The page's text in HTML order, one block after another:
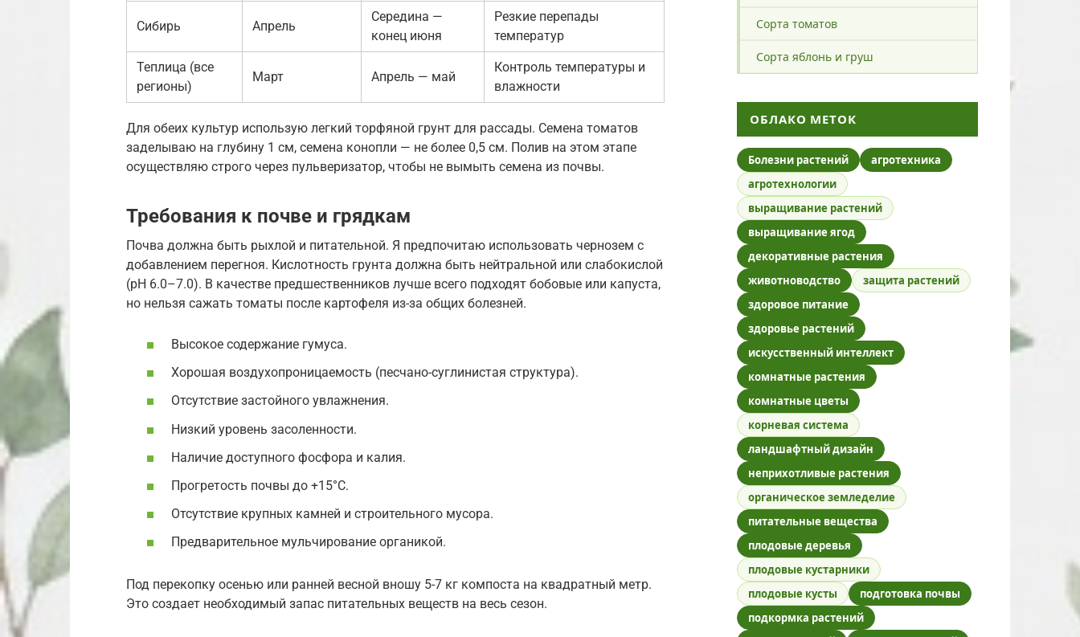
Сибирь Апрель
Середина —
конец июня
Резкие перепады
температур
Теплица (все
регионы)
Март Апрель — май
Контроль температуры и
влажности
Для обеих культур использую легкий торфяной грунт для рассады. Семена томатов
заделываю на глубину 1 см, семена конопли — не более 0,5 см. Полив на этом этапе
осуществляю строго через пульверизатор, чтобы не вымыть семена из почвы.
Требования к почве и грядкам
Почва должна быть рыхлой и питательной. Я предпочитаю использовать чернозем с
добавлением перегноя. Кислотность грунта должна быть нейтральной или слабокислой
(pH 6.0–7.0). В качестве предшественников лучше всего подходят бобовые или капуста,
но нельзя сажать томаты после картофеля из-за общих болезней.
Высокое содержание гумуса.
Хорошая воздухопроницаемость (песчано-суглинистая структура).
Отсутствие застойного увлажнения.
Низкий уровень засоленности.
Наличие доступного фосфора и калия.
Прогретость почвы до +15°C.
Отсутствие крупных камней и строительного мусора.
Предварительное мульчирование органикой.
Под перекопку осенью или ранней весной вношу 5-7 кг компоста на квадратный метр.
Это создает необходимый запас питательных веществ на весь сезон.
Сорта томатов
Сорта яблонь и груш
ОБЛАКО МЕТОК
Болезни растений
агротехника
агротехнологии
выращивание растений
выращивание ягод
декоративные растения
животноводство
защита растений
здоровое питание
здоровье растений
искусственный интеллект
комнатные растения
комнатные цветы
корневая система
ландшафтный дизайн
неприхотливые растения
органическое земледелие
питательные вещества
плодовые деревья
плодовые кустарники
плодовые кусты
подготовка почвы
подкормка растений